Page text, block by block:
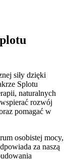
siły dzięki
Splotu
naturalnych
rozwój
pomagać w
osobistej mocy,
za naszą